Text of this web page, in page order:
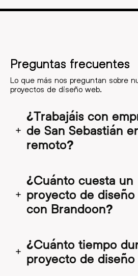
Preguntas frecuentes
Lo que más nos preguntan sobre
proyectos de diseño web.
¿Trabajáis con
de San Sebastián
remoto?
¿Cuánto cuesta un
proyecto de
con Brandoon?
¿Cuánto tiempo
proyecto de diseño